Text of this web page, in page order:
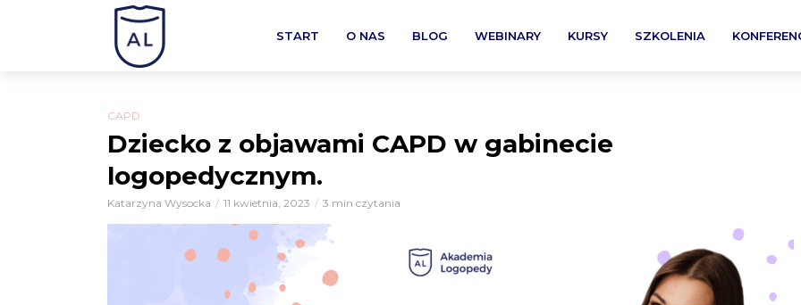
START O NAS BLOG WEBINARY KURSY SZKOLENIA
CAPD
Dziecko z objawami CAPD w gabinecie
logopedycznym.
Katarzyna Wysocka 11 kwietnia, 2023 3 min czytania